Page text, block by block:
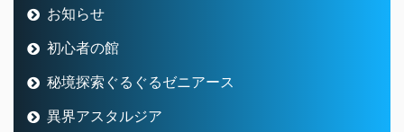
お知らせ
初心者の館
秘境探索ぐるぐるゼニアース
異界アスタルジア